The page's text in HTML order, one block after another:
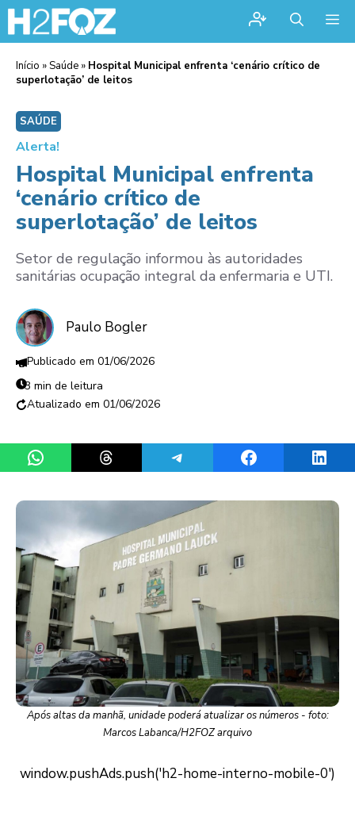
Início »Saúde » Hospital Municipal enfrenta ‘cenário crítico de
superlotação’ de leitos
SAÚDE
Alerta!
Hospital Municipal enfrenta
‘cenário crítico de
superlotação’ de leitos
Setor de regulação informou às autoridades
sanitárias ocupação integral da enfermaria e UTI.
Paulo Bogler
01/06/2026
3 min de leitura
01/06/2026
Share on WhatsAppShare on ThreadsShare on TelegramShare on Facebook
Após altas da manhã, unidade poderá atualizar os números - foto:
Marcos Labanca/H2FOZ arquivo